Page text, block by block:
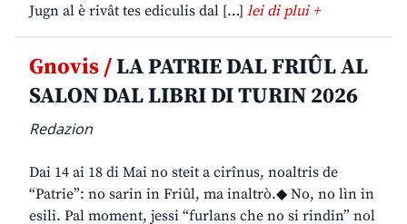
Jugn al è rivât tes ediculis dal […] lei di plui +
Gnovis /LA PATRIE DAL FRIÛL AL
SALON DAL LIBRI DI TURIN 2026
Redazion
Dai 14 ai 18 di Mai no steit a cirînus, noaltris de
“Patrie”: no sarin in Friûl, ma inaltrò.◆ No, no lìn in
esili. Pal moment, jessi “furlans che no si rindin” nol